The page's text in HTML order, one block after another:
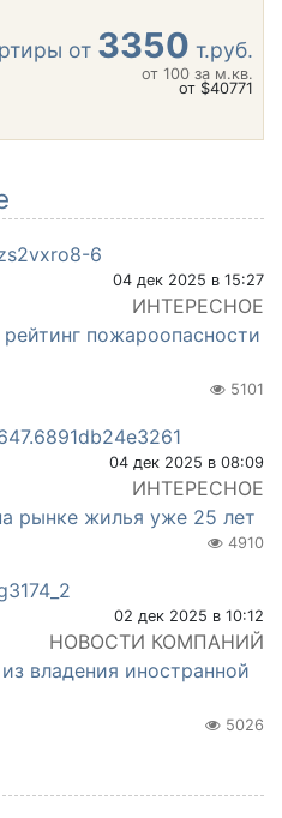
от 3350 т.руб.
от 100 за м.кв.
от $40771
04 дек 2025 в 15:27
ИНТЕРЕСНОЕ
пожароопасности
5101
04 дек 2025 в 08:09
ИНТЕРЕСНОЕ
рынке жилья уже 25 лет
4910
02 дек 2025 в 10:12
НОВОСТИ КОМПАНИЙ
владения иностранной
5026